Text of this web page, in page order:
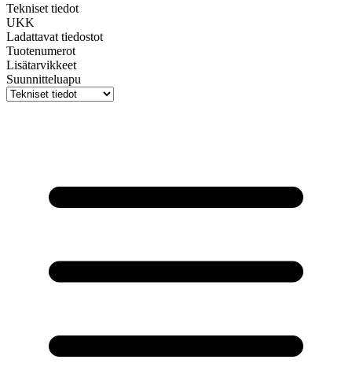
Tekniset tiedot
UKK
Ladattavat tiedostot
Tuotenumerot
Lisätarvikkeet
Suunnitteluapu